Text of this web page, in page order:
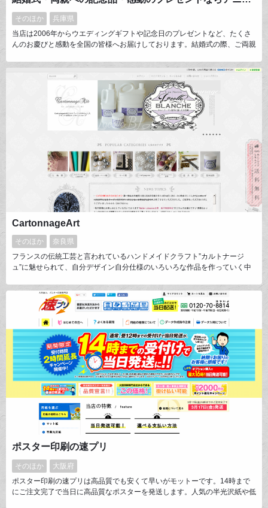
そのほか
兵庫県
当店は2006年からウエディングギフトや記念日のプレゼントなど、たくさ
んのお慶びと感動を全国の皆様へお届けしております。結婚式の際、ご両親
はそんな新郎新婦様へ世界でひとつの心から感動していただける「こだわり
ギフト」をご用意させていただいております。既製品では伝わらない、心の
こもったプレゼントを選ばれてはいかがでしょうか？
CartonnageArt
そのほか
奈良県
フランスの伝統工芸と言われているハンドメイドクラフト”カルトナージ
ュ”に魅せられて、自分デザイン自分仕様のいろいろな作品を作っていく中
の方も同じ思いではないかと、自身でネットショップを立ち上げ、本場フラ
ンスやイタリア、韓国などから商品を仕入れ、また、こんなものが有ったら
いいな～をオリジナルデザインで作って販売するようになりました。
ポスター印刷の速プリ
そのほか
大阪府
ポスター印刷の速プリは高品質でも安くて早いがモットーです。14時まで
にご注文完了で当日に高品質なポスターを発送します。人気の半光沢紙や低